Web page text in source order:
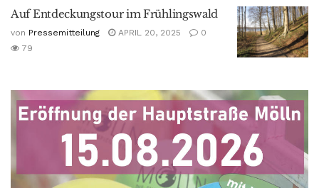
Auf Entdeckungstour im Frühlingswald
von Pressemitteilung APRIL 20, 2025
0
79